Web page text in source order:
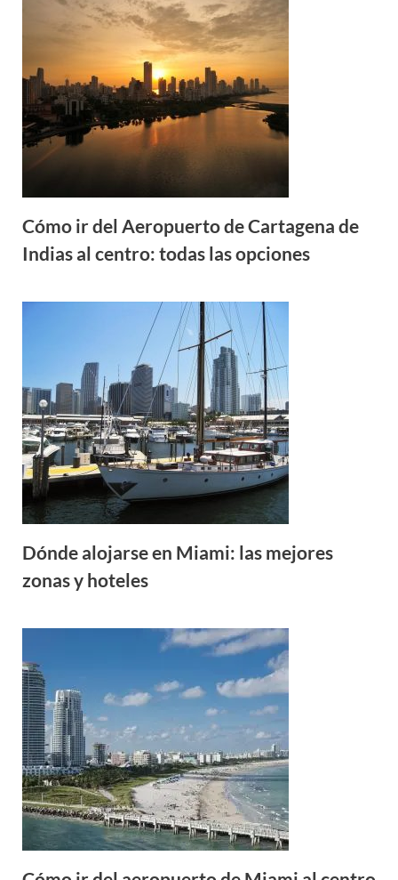
Cómo ir del Aeropuerto de Cartagena de
Indias al centro: todas las opciones
Dónde alojarse en Miami: las mejores
zonas y hoteles